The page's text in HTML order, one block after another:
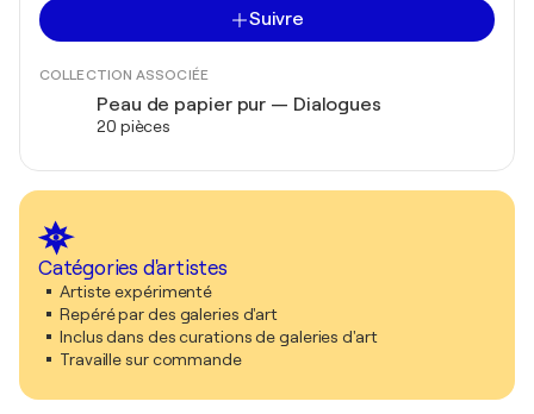
Suivre
COLLECTION ASSOCIÉE
Peau de papier pur — Dialogues
20 pièces
Catégories d'artistes
Artiste expérimenté
Repéré par des galeries d'art
Inclus dans des curations de galeries d'art
Travaille sur commande